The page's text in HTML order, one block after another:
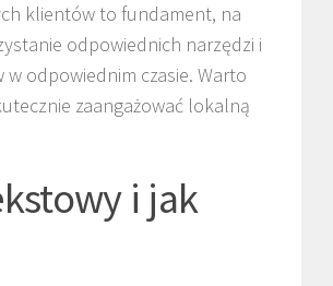
klientów to fundament, na
odpowiednich narzędzi i
odpowiednim czasie. Warto
zaangażować lokalną
i jak